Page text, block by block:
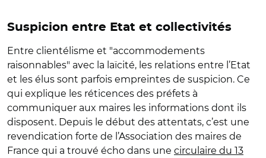
Suspicion entre Etat et collectivités
Entre clientélisme et "accommodements
raisonnables" avec la laïcité, les relations entre l’Etat
et les élus sont parfois empreintes de suspicion. Ce
qui explique les réticences des préfets à
communiquer aux maires les informations dont ils
disposent. Depuis le début des attentats, c’est une
revendication forte de l’Association des maires de
France qui a trouvé écho dans une circulaire du 13